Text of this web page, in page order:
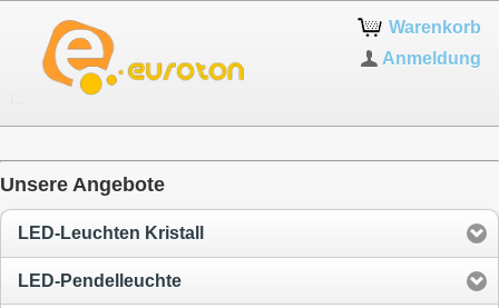
Warenkorb
Anmeldung
Unsere Angebote
LED-Leuchten Kristall
LED-Pendelleuchte